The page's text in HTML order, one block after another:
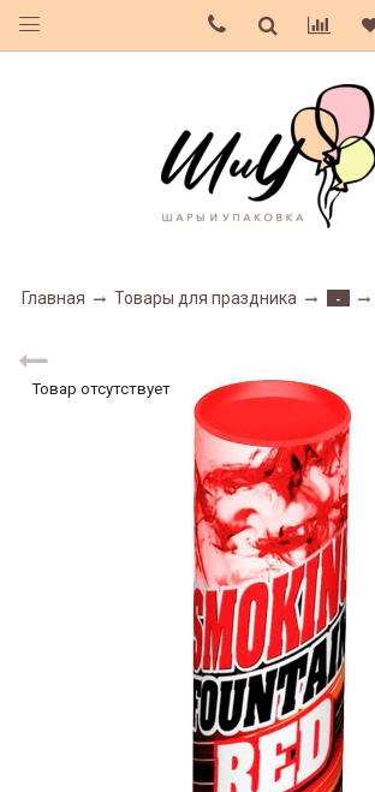
Главная Товары для праздника -
Товар отсутствует